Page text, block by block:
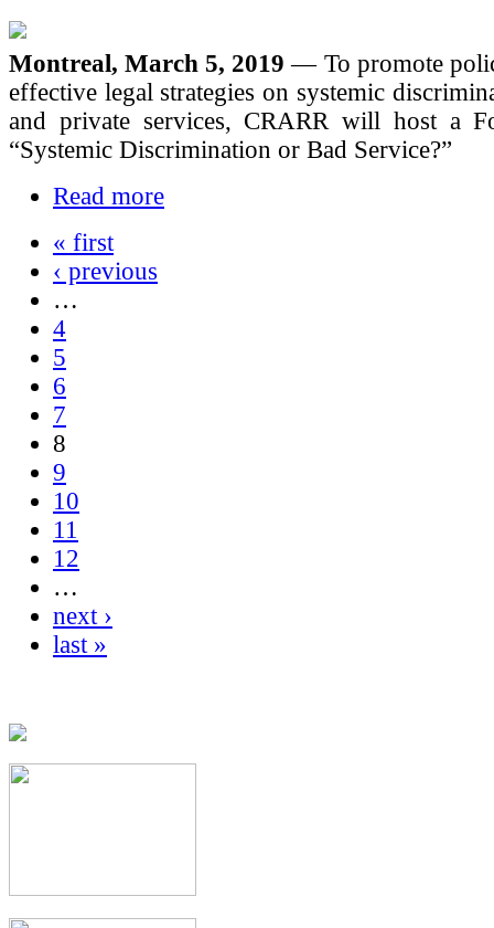
Montreal, March 5, 2019— To promote
effective legal strategies on systemic
and private services, CRARR will host a
“Systemic Discrimination or Bad Service?”
Read more
« first
‹ previous
…
4
5
6
7
8
9
10
11
12
…
next ›
last »